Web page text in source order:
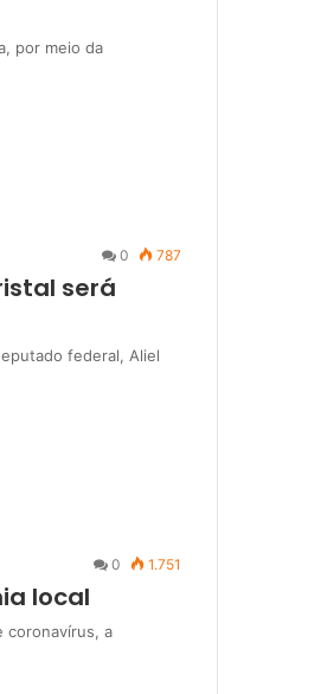
por meio da
0 787
será
federal, Aliel
0 1.751
local
coronavírus, a